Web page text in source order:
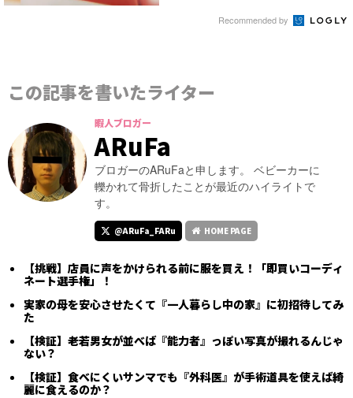
Recommended by
この記事を書いたライター
暇人ブロガー
ARuFa
ブロガーのARuFaと申します。 ベビーカーに
轢かれて骨折したことが最近のハイライトで
す。
@ARuFa_FARu HOME PAGE
【挑戦】店員に声をかけられる前に服を買え！「即買いコーディ
ネート選手権」！
実家の母を安心させたくて『一人暮らし中の家』に初招待してみ
た
【検証】老若男女が並べば『能力者』っぽい写真が撮れるんじゃ
ない？
【検証】食べにくいサンマでも『外科医』が手術道具を使えば綺
麗に食えるのか？